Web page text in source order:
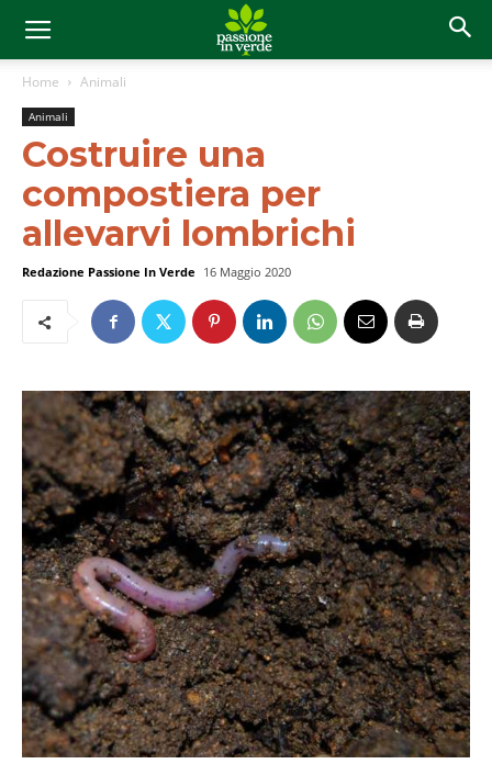
Home Animali
Animali
Costruire una
compostiera per
allevarvi lombrichi
Redazione Passione In Verde 16 Maggio 2020